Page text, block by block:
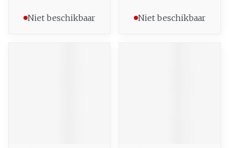
Niet beschikbaar Niet beschikbaar